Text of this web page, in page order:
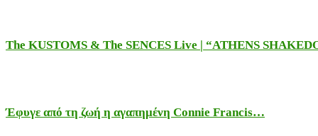
The KUSTOMS & The SENCES Live | “ATHENS
Έφυγε από τη ζωή η αγαπημένη Connie Francis…